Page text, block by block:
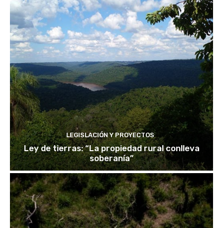
LEGISLACIÓN Y PROYECTOS
Ley de tierras: “La propiedad rural conlleva
soberanía”